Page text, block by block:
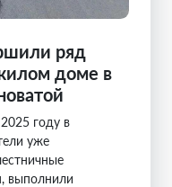
ряд
доме в
году в
уже
выполнили